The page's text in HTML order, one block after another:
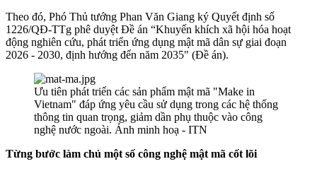
Theo đó, Phó Thủ tướng Phan Văn Giang ký Quyết định số
1226/QĐ-TTg phê duyệt Đề án “Khuyến khích xã hội hóa hoạt
động nghiên cứu, phát triển ứng dụng mật mã dân sự giai đoạn
2026 - 2030, định hướng đến năm 2035" (Đề án).
Ưu tiên phát triển các sản phẩm mật mã "Make in
Vietnam" đáp ứng yêu cầu sử dụng trong các hệ thống
thông tin quan trọng, giảm dần phụ thuộc vào công
nghệ nước ngoài. Ảnh minh hoạ - ITN
Từng bước làm chủ một số công nghệ mật mã cốt lõi